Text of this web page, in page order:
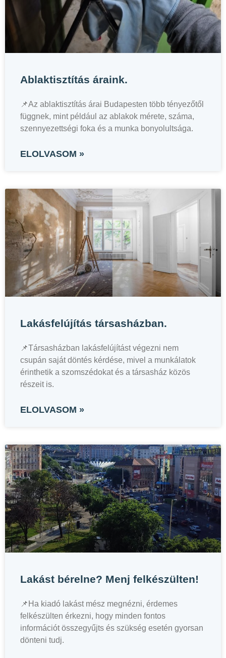
Ablaktisztítás áraink.
📌Az ablaktisztítás árai Budapesten több tényezőtől
függnek, mint például az ablakok mérete, száma,
szennyezettségi foka és a munka bonyolultsága.
ELOLVASOM »
Lakásfelújítás társasházban.
📌Társasházban lakásfelújítást végezni nem
csupán saját döntés kérdése, mivel a munkálatok
érinthetik a szomszédokat és a társasház közös
részeit is.
ELOLVASOM »
Lakást bérelne? Menj felkészülten!
📌Ha kiadó lakást mész megnézni, érdemes
felkészülten érkezni, hogy minden fontos
információt összegyűjts és szükség esetén gyorsan
dönteni tudj.